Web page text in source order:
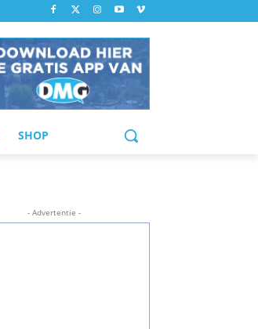
SHOP
- Advertentie -